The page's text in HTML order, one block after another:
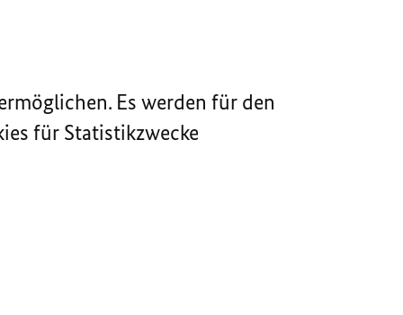
Es werden für den
für Statistikzwecke